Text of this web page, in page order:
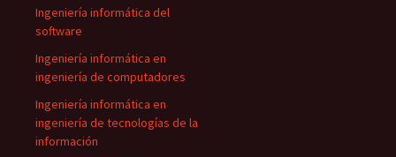
Ingeniería informática del
software
Ingeniería informática en
ingeniería de computadores
Ingeniería informática en
ingeniería de tecnologías de la
información